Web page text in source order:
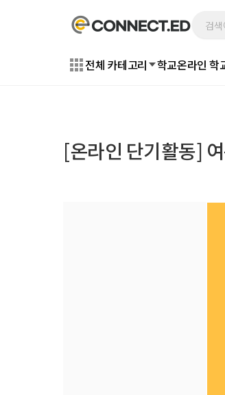
전체 카테고리 학교온라인 학
[온라인 단기활동]